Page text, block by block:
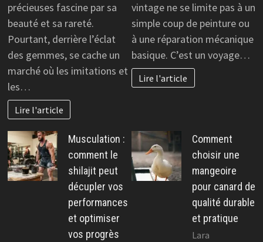
précieuses fascine par sa
beauté et sa rareté.
Pourtant, derrière l’éclat
des gemmes, se cache un
marché où les imitations et
les…
Lire l'article
vintage ne se limite pas à un
simple coup de peinture ou
à une réparation mécanique
basique. C’est un voyage…
Lire l'article
Musculation :
comment le
shilajit peut
décupler vos
performances
et optimiser
vos progrès
Comment
choisir une
mangeoire
pour canard de
qualité durable
et pratique
Lara